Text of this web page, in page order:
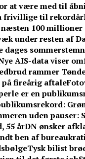
at være med til
frivillige til rekordår
næsten 100
under resten af
dages
AIS-data viser
rammer
på fireårig aftale
er en
uden
55 årDN ønsker
ben af
Tysk bilist